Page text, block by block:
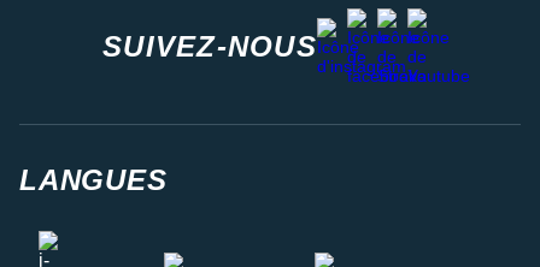
SUIVEZ-NOUS
instagram
facebook
stravayoutube
LANGUES